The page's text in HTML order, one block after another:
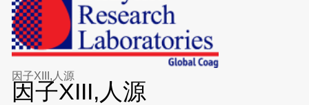
因子XIII,人源
因子XIII,人源